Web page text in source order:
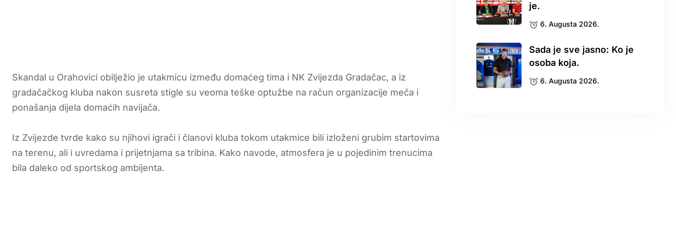
Skandal u Orahovici obilježio je utakmicu između domaćeg tima i NK Zvijezda Gradačac, a iz
gradačačkog kluba nakon susreta stigle su veoma teške optužbe na račun organizacije meča i
ponašanja dijela domaćih navijača.
Iz Zvijezde tvrde kako su njihovi igrači i članovi kluba tokom utakmice bili izloženi grubim startovima
na terenu, ali i uvredama i prijetnjama sa tribina. Kako navode, atmosfera je u pojedinim trenucima
bila daleko od sportskog ambijenta.
je.
6. Augusta 2026.
Sada je sve jasno: Ko je
osoba koja.
6. Augusta 2026.